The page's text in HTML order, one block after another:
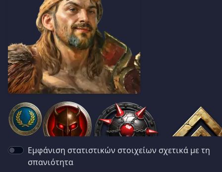
Εμφάνιση στατιστικών στοιχείων σχετικά με τη
σπανιότητα